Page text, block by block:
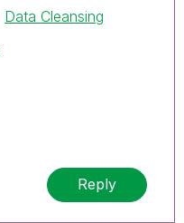
Data Cleansing
Reply